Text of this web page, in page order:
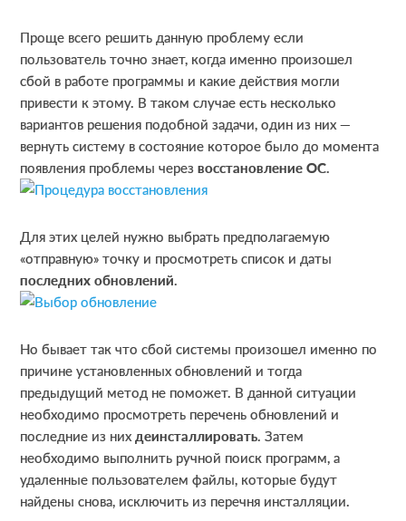
Проще всего решить данную проблему если
пользователь точно знает, когда именно произошел
сбой в работе программы и какие действия могли
привести к этому. В таком случае есть несколько
вариантов решения подобной задачи, один из них —
вернуть систему в состояние которое было до момента
появления проблемы черезвосстановление ОС.
Для этих целей нужно выбрать предполагаемую
«отправную» точку и просмотреть список и даты
последних обновлений.
Но бывает так что сбой системы произошел именно по
причине установленных обновлений и тогда
предыдущий метод не поможет. В данной ситуации
необходимо просмотреть перечень обновлений и
последние из нихдеинсталлировать. Затем
необходимо выполнить ручной поиск программ, а
удаленные пользователем файлы, которые будут
найдены снова, исключить из перечня инсталляции.